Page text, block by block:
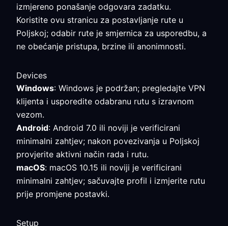
izmjereno ponašanje odgovara zadatku.
Koristite ovu stranicu za postavljanje rute u
Poljskoj; odabir rute je smjernica za usporedbu, a
ne obećanje pristupa, brzine ili anonimnosti.
Devices
Windows: Windows je podržan; pregledajte VPN
klijenta i usporedite odabranu rutu s izravnom
vezom.
Android: Android 7.0 ili noviji je verificirani
minimalni zahtjev; nakon povezivanja u Poljskoj
provjerite aktivni način rada i rutu.
macOS: macOS 10.15 ili noviji je verificirani
minimalni zahtjev; sačuvajte profil i izmjerite rutu
prije promjene postavki.
Setup